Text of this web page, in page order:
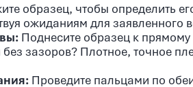
образец, чтобы определить
ожиданиям для
Поднесите образец к прямому
зазоров? Плотное, точное
Проведите пальцами по